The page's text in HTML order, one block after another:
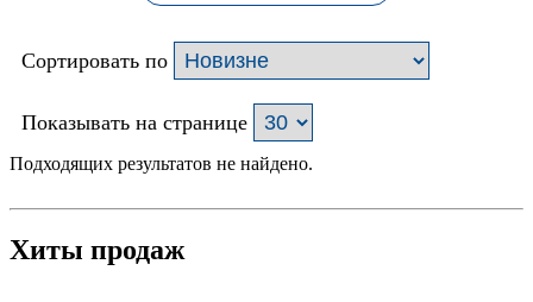
Сортировать по
Показывать на странице
Подходящих результатов не найдено.
Хиты продаж